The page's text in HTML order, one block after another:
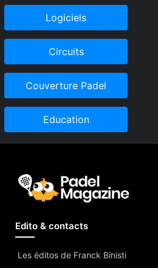
Logiciels
Circuits
Couverture Padel
Education
Edito & contacts
Les éditos de Franck Binisti